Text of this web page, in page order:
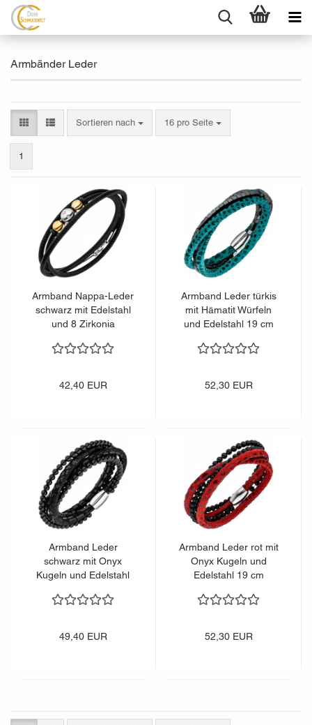
Armbänder Leder
Sortieren nach
Sortieren nach 16 pro Seite
pro Seite
1
Armband Nappa-Leder
schwarz mit Edelstahl
und 8 Zirkonia
42,40 EUR
Armband Leder türkis
mit Hämatit Würfeln
und Edelstahl 19 cm
52,30 EUR
Armband Leder
schwarz mit Onyx
Kugeln und Edelstahl
49,40 EUR
Armband Leder rot mit
Onyx Kugeln und
Edelstahl 19 cm
52,30 EUR